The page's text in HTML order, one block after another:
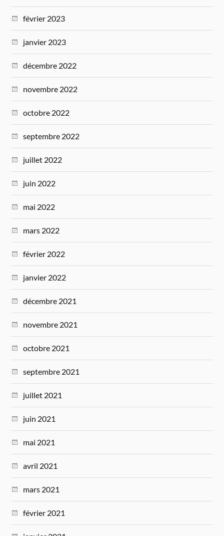
février 2023
janvier 2023
décembre 2022
novembre 2022
octobre 2022
septembre 2022
juillet 2022
juin 2022
mai 2022
mars 2022
février 2022
janvier 2022
décembre 2021
novembre 2021
octobre 2021
septembre 2021
juillet 2021
juin 2021
mai 2021
avril 2021
mars 2021
février 2021